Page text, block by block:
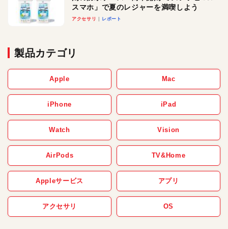
スマホ」で夏のレジャーを満喫しよう
アクセサリ レポート
製品カテゴリ
Apple Mac
iPhone iPad
Watch Vision
AirPods TV&Home
Appleサービス アプリ
アクセサリ OS